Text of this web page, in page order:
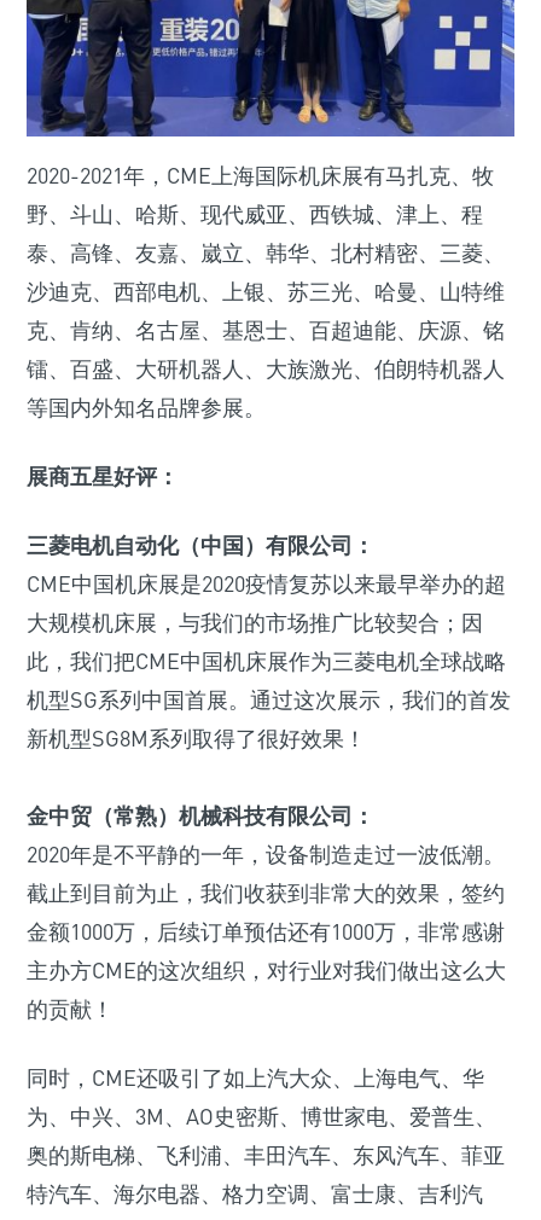
2020-2021年，CME上海国际机床展有马扎克、牧
野、斗山、哈斯、现代威亚、西铁城、津上、程
泰、高锋、友嘉、崴立、韩华、北村精密、三菱、
沙迪克、西部电机、上银、苏三光、哈曼、山特维
克、肯纳、名古屋、基恩士、百超迪能、庆源、铭
镭、百盛、大研机器人、大族激光、伯朗特机器人
等国内外知名品牌参展。
展商五星好评：
三菱电机自动化（中国）有限公司：
CME中国机床展是2020疫情复苏以来最早举办的超
大规模机床展，与我们的市场推广比较契合；因
此，我们把CME中国机床展作为三菱电机全球战略
机型SG系列中国首展。通过这次展示，我们的首发
新机型SG8M系列取得了很好效果！
金中贸（常熟）机械科技有限公司：
2020年是不平静的一年，设备制造走过一波低潮。
截止到目前为止，我们收获到非常大的效果，签约
金额1000万，后续订单预估还有1000万，非常感谢
主办方CME的这次组织，对行业对我们做出这么大
的贡献！
同时，CME还吸引了如上汽大众、上海电气、华
为、中兴、3M、AO史密斯、博世家电、爱普生、
奥的斯电梯、飞利浦、丰田汽车、东风汽车、菲亚
特汽车、海尔电器、格力空调、富士康、吉利汽